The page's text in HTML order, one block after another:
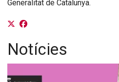
Generalitat de Catalunya.
Notícies